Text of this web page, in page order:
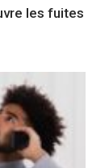
les fuites